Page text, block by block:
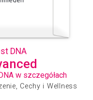
DNA
w szczegółach
Cechy i Wellness